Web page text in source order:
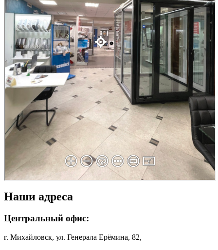
Наши адреса
Центральный офис:
г. Михайловск, ул. Генерала Ерёмина, 82,